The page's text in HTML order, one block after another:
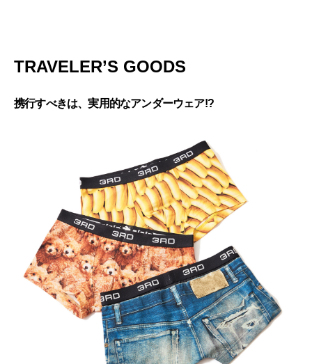
TRAVELER’S GOODS
携行すべきは、実用的なアンダーウェア!?